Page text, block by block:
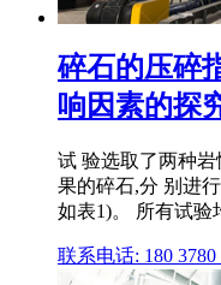
碎石的压碎
响因素的探
试 验选取了两种
果的碎石,分 别进
如表1)。 所有试验
联系电话: 180 3780